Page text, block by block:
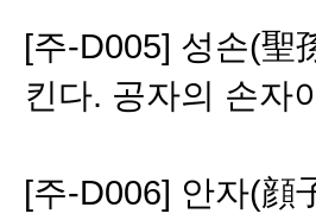
[주-D005] 성손(聖
킨다. 공자의 손자
[주-D006] 안자(顔